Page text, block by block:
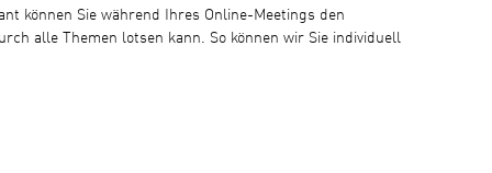
können Sie während Ihres Online-Meetings den
alle Themen lotsen kann. So können wir Sie individuell